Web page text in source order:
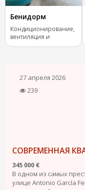
Бенидорм
Кондиционирование,
вентиляция и
отопление.
27 апреля 2026
239
СОВРЕМЕННАЯ
345 000 €
В одном из самых
улице Antonio García